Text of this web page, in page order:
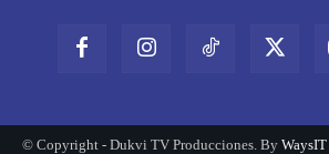
© Copyright - Dukvi TV Producciones. By WaysIT